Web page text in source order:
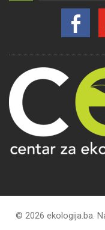
© 2026 ekologija.ba.